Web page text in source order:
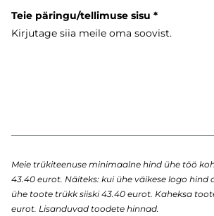
Teie päringu/tellimuse sisu
Meie trükiteenuse minimaalne hind ühe töö
43.40 eurot. Näiteks: kui ühe väikese logo hind
ühe toote trükk siiski 43.40 eurot. Kaheksa
eurot. Lisanduvad toodete hinnad.